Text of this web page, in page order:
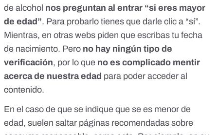
de alcohol nos preguntan al entrar “si eres mayor
de edad”. Para probarlo tienes que darle clic a “sí”.
Mientras, en otras webs piden que escribas tu fecha
de nacimiento. Pero no hay ningún tipo de
verificación, por lo que no es complicado mentir
acerca de nuestra edad para poder acceder al
contenido.
En el caso de que se indique que se es menor de
edad, suelen saltar páginas recomendadas sobre